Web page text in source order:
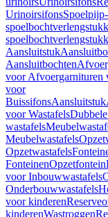
Urinoirsifons
Aansluitstuk
Aansluitbochten
voor Afvoergarnituren
voor
BuissifonsAansluitstuk
voor Wastafels
wastafels
Meubelwastafels
Opzetwastafels
FonteinenOpzetfontein
voor Inbouwwastafels
Onderbouwwastafels
voor kinderen
kinderenWastroggen